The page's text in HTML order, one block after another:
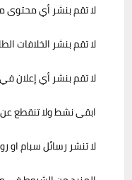
لا تقم بنشر أي
لا تقم بنشر الخلافات
لا تقم بنشر أي إعلان
ابقى نشط ولا تنقطع
لا تنشر رسائل سبام او